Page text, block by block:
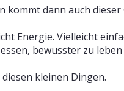
kommt dann auch
Energie. Vielleicht
bewusster zu
kleinen Dingen.